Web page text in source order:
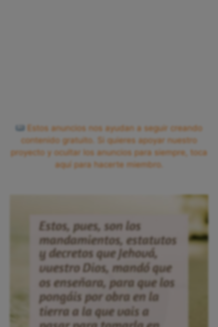
Estos anuncios nos ayudan a seguir creando
contenido gratuito. Si quieres apoyar nuestro
proyecto y ocultar los anuncios para siempre, toca
aquí para hacerte miembro.